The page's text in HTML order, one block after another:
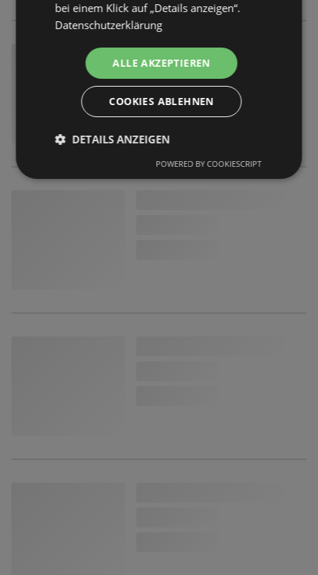
bei einem Klick auf „Details anzeigen“.
Datenschutzerklärung
ALLE AKZEPTIEREN
COOKIES ABLEHNEN
DETAILS ANZEIGEN
POWERED BY COOKIESCRIPT